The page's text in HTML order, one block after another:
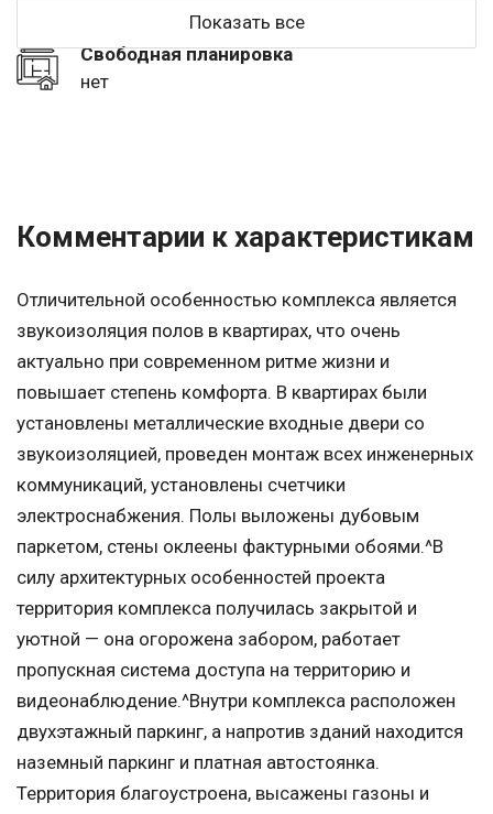
Показать все
Свободная планировка
нет
Комментарии к характеристикам
Отличительной особенностью комплекса является
звукоизоляция полов в квартирах, что очень
актуально при современном ритме жизни и
повышает степень комфорта. В квартирах были
установлены металлические входные двери со
звукоизоляцией, проведен монтаж всех инженерных
коммуникаций, установлены счетчики
электроснабжения. Полы выложены дубовым
паркетом, стены оклеены фактурными обоями.^В
силу архитектурных особенностей проекта
территория комплекса получилась закрытой и
уютной — она огорожена забором, работает
пропускная система доступа на территорию и
видеонаблюдение.^Внутри комплекса расположен
двухэтажный паркинг, а напротив зданий находится
наземный паркинг и платная автостоянка.
Территория благоустроена, высажены газоны и